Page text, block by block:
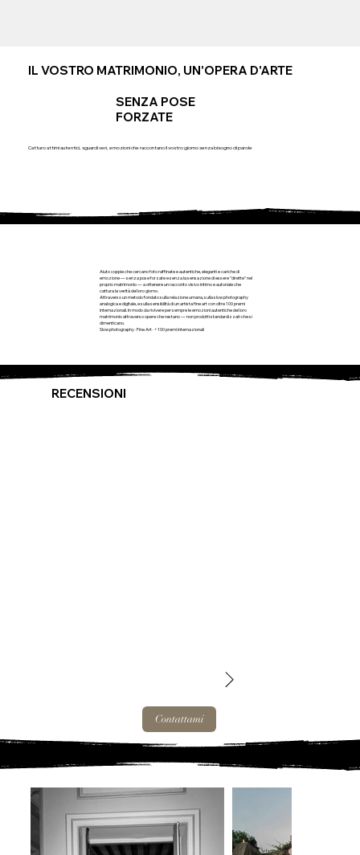
IL VOSTRO MATRIMONIO, UN'OPERA D'ARTE
SENZA POSE
FORZATE
Catturo attimi autentici, sguardi veri, emozioni che raccontano il vostro giorno senza bisogno di parole
Aiuto coppie che cercano foto raffinate e autentiche, eleganti e cariche di
emozione — senza pose forzate e senza la sensazione di essere "dirette" nel
proprio matrimonio — a ottenere un racconto visivo intimo e autoriale che
cattura la verità del loro giorno.
Attraverso un metodo fondato sulla relazione umana, sulla slow photography
analogica e digitale, e sulla sensibilità di un artista fine art con oltre 100 premi
internazionali. In modo da rivivere per sempre le emozioni autentiche del loro
matrimonio attraverso opere che restano — non prodotti standardizzati che si
dimenticano.
Slow photography · Fine Art · +100 premi internazionali
RECENSIONI
Contattami